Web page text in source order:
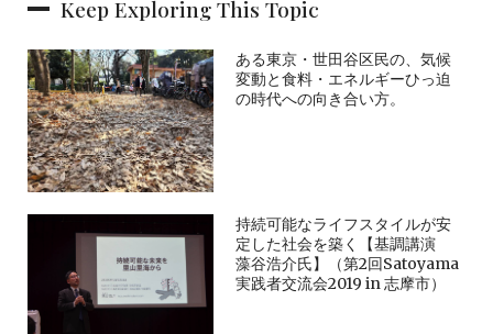
Keep Exploring This Topic
ある東京・世田谷区民の、気候
変動と食料・エネルギーひっ迫
の時代への向き合い方。
持続可能なライフスタイルが安
定した社会を築く【基調講演
藻谷浩介氏】（第2回Satoyama
実践者交流会2019 in 志摩市）